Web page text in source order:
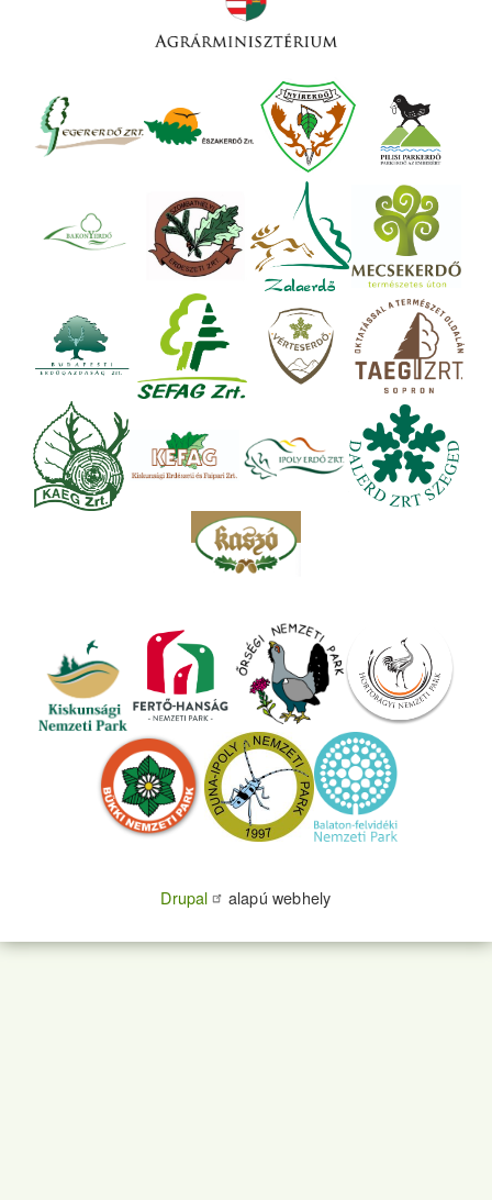
Drupal alapú webhely